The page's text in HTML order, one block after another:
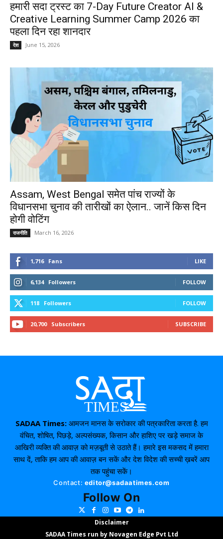
हमारी सदा ट्रस्ट का 7-Day Future Creator AI &
Creative Learning Summer Camp 2026 का
पहला दिन रहा शानदार
देश June 15, 2026
Assam, West Bengal समेत पांच राज्यों के
विधानसभा चुनाव की तारीखों का ऐलान.. जानें किस दिन
होगी वोटिंग
राजनीति March 16, 2026
1,716 Fans LIKE
6,134 Followers FOLLOW
118 Followers FOLLOW
20,700 Subscribers SUBSCRIBE
SADAA Times: आमजन मानस के सरोकार की पत्रकारिता करता है. हम
वंचित, शोषित, पिछड़े, अल्पसंख्यक, किसान और हाशिए पर खड़े समाज के
आखिरी व्यक्ति की आवाज़ को मज़बूती से उठाते हैं। हमारे इस मकसद में हमारा
साथ दें, ताकि हम आप की आवाज़ बन सकें और देश विदेश की सच्ची ख़बरें आप
तक पहुंचा सकें।
Contact: editor@sadaatimes.com
Follow On
Disclaimer
SADAA Times run by Novagen Edge Pvt Ltd